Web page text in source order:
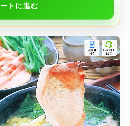
トに進む